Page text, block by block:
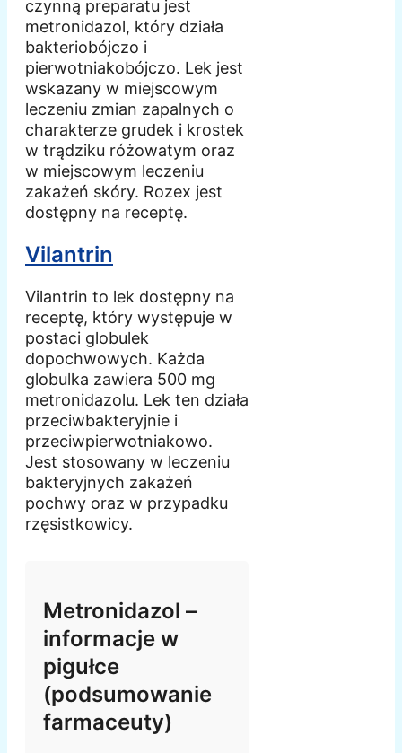
czynną preparatu jest
metronidazol, który działa
bakteriobójczo i
pierwotniakobójczo. Lek jest
wskazany w miejscowym
leczeniu zmian zapalnych o
charakterze grudek i krostek
w trądziku różowatym oraz
w miejscowym leczeniu
zakażeń skóry. Rozex jest
dostępny na receptę.
Vilantrin
Vilantrin to lek dostępny na
receptę, który występuje w
postaci globulek
dopochwowych. Każda
globulka zawiera 500 mg
metronidazolu. Lek ten działa
przeciwbakteryjnie i
przeciwpierwotniakowo.
Jest stosowany w leczeniu
bakteryjnych zakażeń
pochwy oraz w przypadku
rzęsistkowicy.
Metronidazol –
informacje w
pigułce
(podsumowanie
farmaceuty)